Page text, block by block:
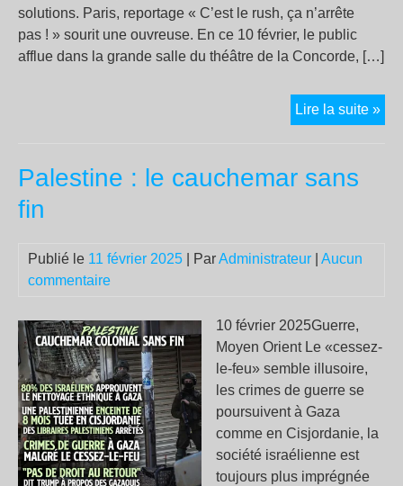
solutions. Paris, reportage « C’est le rush, ça n’arrête
pas ! » sourit une ouvreuse. En ce 10 février, le public
afflue dans la grande salle du théâtre de la Concorde, […]
Lire la suite »
Palestine : le cauchemar sans
fin
Publié le 11 février 2025 | ParAdministrateur
Aucun
commentaire
10 février 2025Guerre,
Moyen Orient Le «cessez-
le-feu» semble illusoire,
les crimes de guerre se
poursuivent à Gaza
comme en Cisjordanie, la
société israélienne est
toujours plus imprégnée